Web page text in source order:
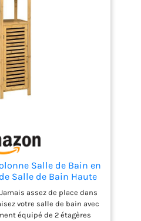
Salle de Bain en
Salle de Bain Haute
Ouvertes et Placard,
pour Salon, WC,
cm, Bois Naturel
: Jamais assez de place dans
votre salle de bain avec
équipé de 2 étagères